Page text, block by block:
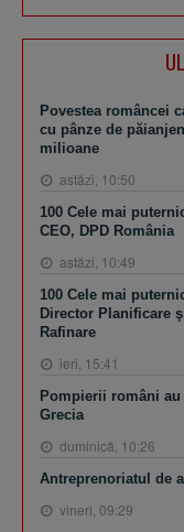
Povestea româncei
cu pânze de
milioane
astăzi, 10:50
100 Cele mai
CEO, DPD România
astăzi, 10:49
100 Cele mai
Director Planificare
Rafinare
ieri, 15:41
Pompierii români
Grecia
duminică, 10:26
Antreprenoriatul de
vineri, 09:29